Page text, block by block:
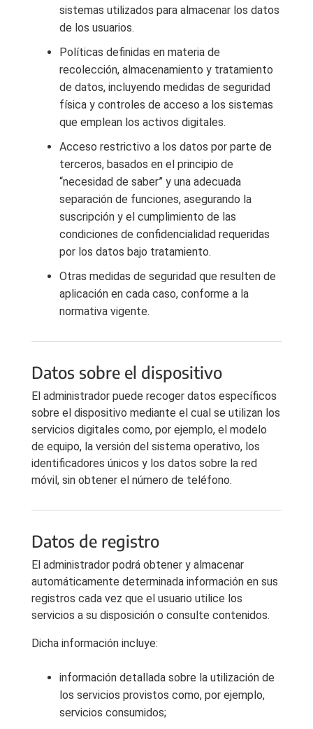
sistemas utilizados para almacenar los datos
de los usuarios.
Políticas definidas en materia de
recolección, almacenamiento y tratamiento
de datos, incluyendo medidas de seguridad
física y controles de acceso a los sistemas
que emplean los activos digitales.
Acceso restrictivo a los datos por parte de
terceros, basados en el principio de
“necesidad de saber” y una adecuada
separación de funciones, asegurando la
suscripción y el cumplimiento de las
condiciones de confidencialidad requeridas
por los datos bajo tratamiento.
Otras medidas de seguridad que resulten de
aplicación en cada caso, conforme a la
normativa vigente.
Datos sobre el dispositivo
El administrador puede recoger datos específicos
sobre el dispositivo mediante el cual se utilizan los
servicios digitales como, por ejemplo, el modelo
de equipo, la versión del sistema operativo, los
identificadores únicos y los datos sobre la red
móvil, sin obtener el número de teléfono.
Datos de registro
El administrador podrá obtener y almacenar
automáticamente determinada información en sus
registros cada vez que el usuario utilice los
servicios a su disposición o consulte contenidos.
Dicha información incluye:
información detallada sobre la utilización de
los servicios provistos como, por ejemplo,
servicios consumidos;